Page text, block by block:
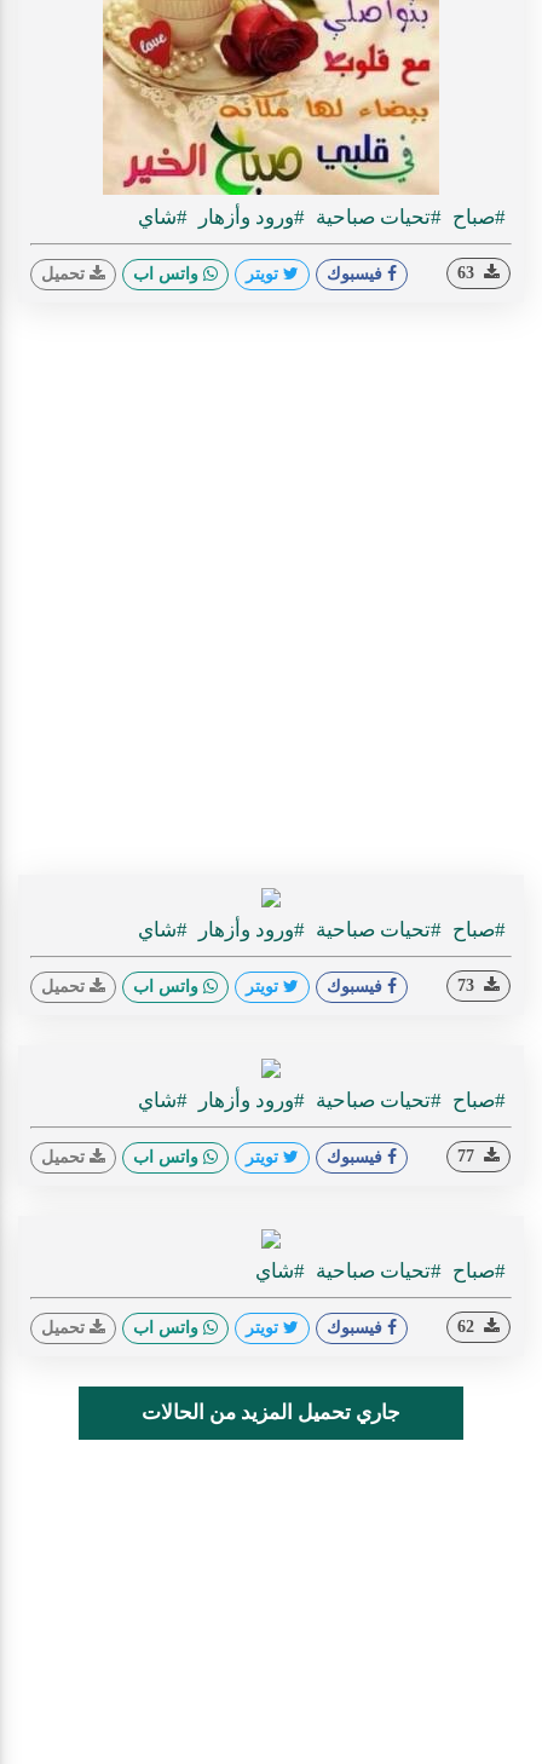
#صباح #تحيات صباحية #ورود وأزهار #شاي
فيسبوك تويتر واتس اب تحميل
#صباح #تحيات صباحية #ورود وأزهار #شاي
فيسبوك تويتر واتس اب تحميل
#صباح #تحيات صباحية #ورود وأزهار #شاي
فيسبوك تويتر واتس اب تحميل
#صباح #تحيات صباحية #شاي
فيسبوك تويتر واتس اب تحميل
جاري تحميل المزيد من الحالات